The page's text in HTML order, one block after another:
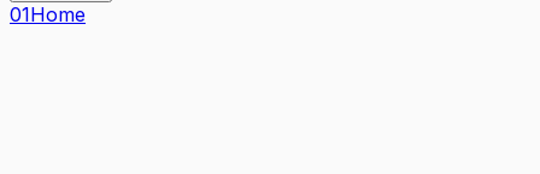
01Home